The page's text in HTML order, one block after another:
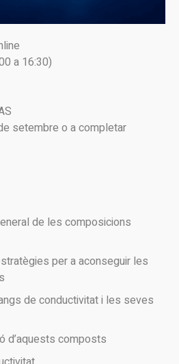
a 16:30)
setembre o a completar
de les composicions
per a aconseguir les
de conductivitat i les seves
d’aquests composts